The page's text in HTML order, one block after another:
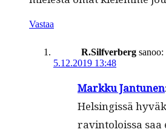
Vastaa
R.Silfverberg sanoo:
5.12.2019 13:48
Markku Jan­tunen:
Helsingis­sä
rav­in­tolois­sa saa